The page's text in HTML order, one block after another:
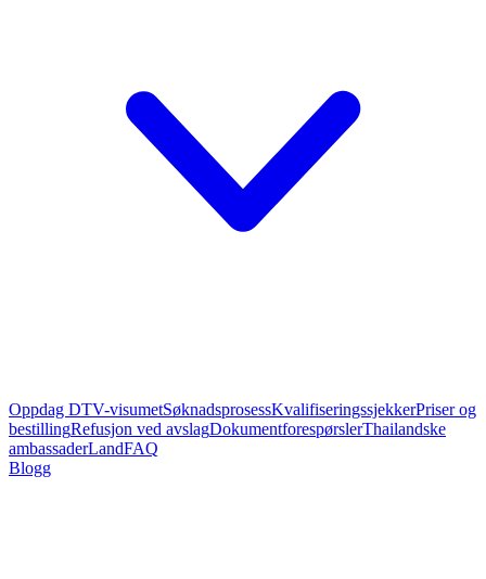
Oppdag DTV-visumetSøknadsprosessKvalifiseringssjekkerPriser og
bestillingRefusjon ved avslagDokumentforespørslerThailandske
ambassaderLandFAQ
Blogg